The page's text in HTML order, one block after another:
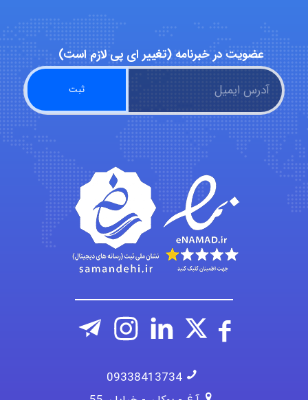
Jafar Tym
aghajari vahid
Poubakhtiari
Alirez0990
عضویت در خبرنامه (تغییر ای پی لازم است)
09338413734